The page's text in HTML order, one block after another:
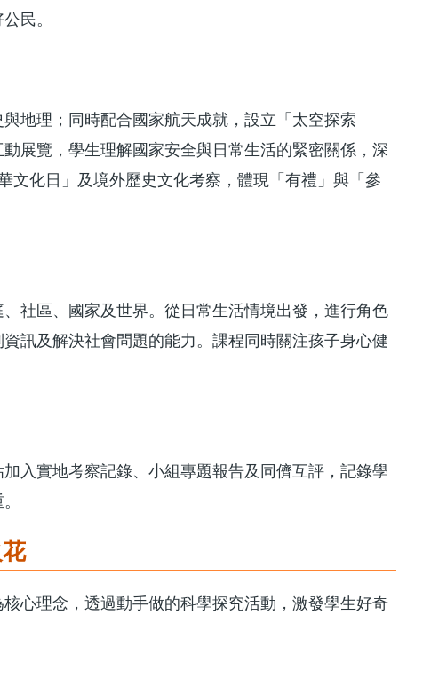
民。
地理；同時配合國家航天成就，設立「太空探索
展覽，學生理解國家安全與日常生活的緊密關係，深
文化日」及境外歷史文化考察，體現「有禮」與「參
社區、國家及世界。從日常生活情境出發，進行角色
訊及解決社會問題的能力。課程同時關注孩子身心健
入實地考察記錄、小組專題報告及同儕互評，記錄學
心理念，透過動手做的科學探究活動，激發學生好奇